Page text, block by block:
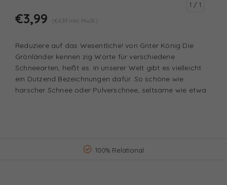
1 / 1
€3,99 (€4,39 Inkl. MwSt.)
Reduziere auf das Wesentliche! von Gnter König Die
Grönländer kennen zig Worte für verschiedene
Schneearten, heißt es. In unserer Welt gibt es vielleicht
ein Dutzend Bezeichnungen dafür. So schöne wie
harscher Schnee oder Pulverschnee, seltsame wie etwa
100% Relational